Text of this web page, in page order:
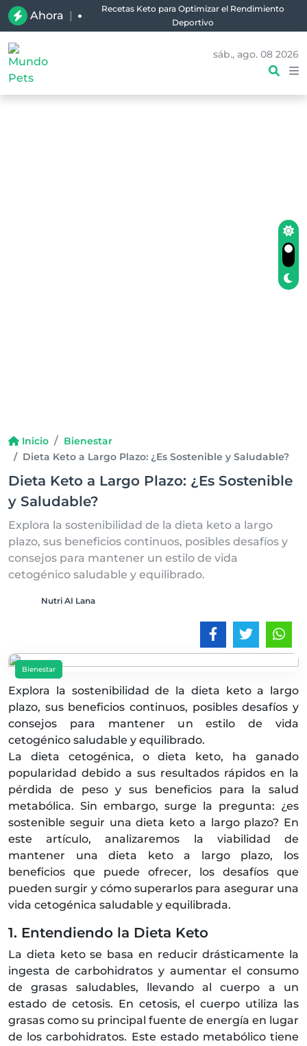
Ahora |
Recetas Keto para Optimizar el Rendimiento
Deportivo
sáb., ago. 08 2026
Inicio
Bienestar
Dieta Keto a Largo Plazo: ¿Es Sostenible y Saludable?
Dieta Keto a Largo Plazo: ¿Es Sostenible
y Saludable?
Explora la sostenibilidad de la dieta keto a largo
plazo, sus beneficios continuos, posibles desafíos y
consejos para mantener un estilo de vida
cetogénico saludable y equilibrado.
Nutri AI Lana
Bienestar
Explora la sostenibilidad de la dieta keto a largo
plazo, sus beneficios continuos, posibles desafíos y
consejos para mantener un estilo de vida
cetogénico saludable y equilibrado.
La dieta cetogénica, o dieta keto, ha ganado
popularidad debido a sus resultados rápidos en la
pérdida de peso y sus beneficios para la salud
metabólica. Sin embargo, surge la pregunta: ¿es
sostenible seguir una dieta keto a largo plazo? En
este artículo, analizaremos la viabilidad de
mantener una dieta keto a largo plazo, los
beneficios que puede ofrecer, los desafíos que
pueden surgir y cómo superarlos para asegurar una
vida cetogénica saludable y equilibrada.
1. Entendiendo la Dieta Keto
La dieta keto se basa en reducir drásticamente la
ingesta de carbohidratos y aumentar el consumo
de grasas saludables, llevando al cuerpo a un
estado de cetosis. En cetosis, el cuerpo utiliza las
grasas como su principal fuente de energía en lugar
de los carbohidratos. Este estado metabólico tiene